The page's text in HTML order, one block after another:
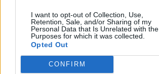
I want to opt-out of Collection, Use,
Retention, Sale, and/or Sharing of my
Personal Data that Is Unrelated with the
Purposes for which it was collected.
Opted Out
CONFIRM
Wählen Sie Ihr Level:
Wort Kreuz Level 1
Wort Kreuz Level 2
Wort Kreuz Level 3